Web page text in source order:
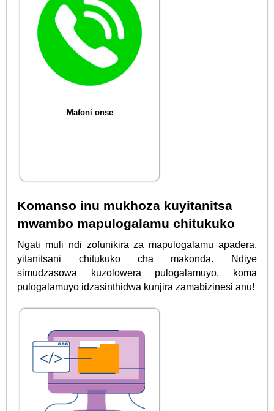
Mafoni onse
Komanso inu mukhoza kuyitanitsa
mwambo mapulogalamu chitukuko
Ngati muli ndi zofunikira za mapulogalamu apadera,
yitanitsani chitukuko cha makonda. Ndiye
simudzasowa kuzolowera pulogalamuyo, koma
pulogalamuyo idzasinthidwa kunjira zamabizinesi anu!